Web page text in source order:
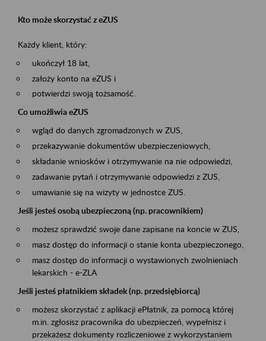
Kto może skorzystać z eZUS
Każdy klient, który:
ukończył 18 lat,
założy konto na eZUS i
potwierdzi swoją tożsamość.
Co umożliwia eZUS
wgląd do danych zgromadzonych w ZUS,
przekazywanie dokumentów ubezpieczeniowych,
składanie wniosków i otrzymywanie na nie odpowiedzi,
zadawanie pytań i otrzymywanie odpowiedzi z ZUS,
umawianie się na wizyty w jednostce ZUS.
Jeśli jesteś osobą ubezpieczoną (np. pracownikiem)
możesz sprawdzić swoje dane zapisane na koncie w ZUS,
masz dostęp do informacji o stanie konta ubezpieczonego,
masz dostęp do informacji o wystawionych zwolnieniach
lekarskich - e-ZLA
Jeśli jesteś płatnikiem składek (np. przedsiębiorcą)
możesz skorzystać z aplikacji ePłatnik, za pomocą której
m.in. zgłosisz pracownika do ubezpieczeń, wypełnisz i
przekażesz dokumenty rozliczeniowe z wykorzystaniem